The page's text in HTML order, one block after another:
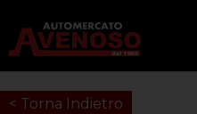
< Torna Indietro